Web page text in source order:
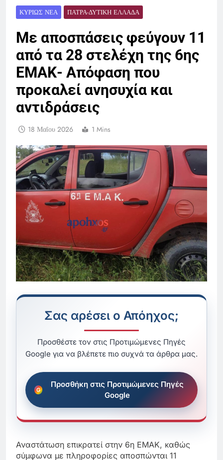
ΚΥΡΊΩΣ ΝΈΑ ΠΆΤΡΑ-ΔΥΤΙΚΉ ΕΛΛΆΔΑ
Με αποσπάσεις φεύγουν 11
από τα 28 στελέχη της 6ης
ΕΜΑΚ- Απόφαση που
προκαλεί ανησυχία και
αντιδράσεις
18 Μαΐου 2026 1 Mins
Σας αρέσει ο Απόηχος;
Προσθέστε τον στις Προτιμώμενες Πηγές
Google για να βλέπετε πιο συχνά τα άρθρα μας.
Προσθήκη στις Προτιμώμενες Πηγές
Google
Αναστάτωση επικρατεί στην 6η ΕΜΑΚ, καθώς
σύμφωνα με πληροφορίες αποσπώνται 11